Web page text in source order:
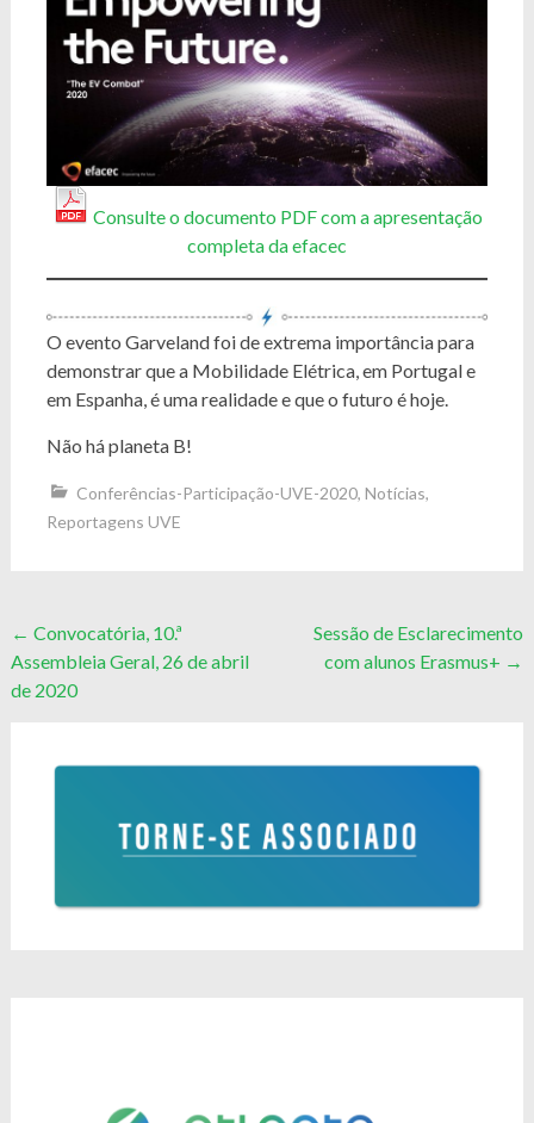
Consulte o documento PDF com a apresentação
completa da efacec
O evento Garveland foi de extrema importância para
demonstrar que a Mobilidade Elétrica, em Portugal e
em Espanha, é uma realidade e que o futuro é hoje.
Não há planeta B!
Conferências-Participação-UVE-2020, Notícias,
Reportagens UVE
Post
navigation
← Convocatória, 10.ª
Assembleia Geral, 26 de abril
de 2020
Sessão de Esclarecimento
com alunos Erasmus+ →